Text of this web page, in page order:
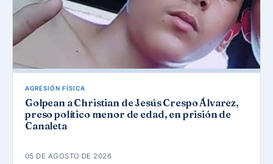
AGRESIÓN FÍSICA
Golpean a Christian de Jesús Crespo Álvarez,
preso político menor de edad, en prisión de
Canaleta
05 DE AGOSTO DE 2026